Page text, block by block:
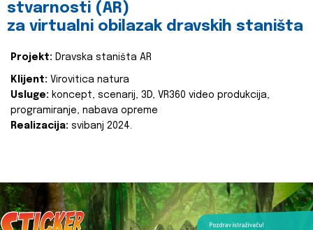
stvarnosti (AR)
za virtualni obilazak dravskih staništa
Projekt: Dravska staništa AR
Klijent: Virovitica natura
Usluge: koncept, scenarij, 3D, VR360 video produkcija,
programiranje, nabava opreme
Realizacija: svibanj 2024.